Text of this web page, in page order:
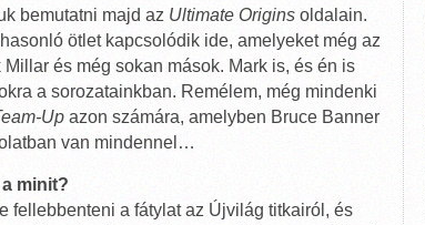
bemutatni majd az Ultimate Originsoldalain.
ötlet kapcsolódik ide, amelyeket még az
és még sokan mások. Mark is, és én is
a sorozatainkban. Remélem, még mindenki
Upazon számára, amelyben Bruce Banner
van mindennel…
minit?
fellebbenteni a fátylat az Újvilág titkairól, és